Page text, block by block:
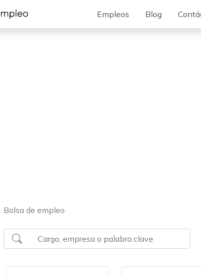
Empleos Blog
Bolsa de empleo